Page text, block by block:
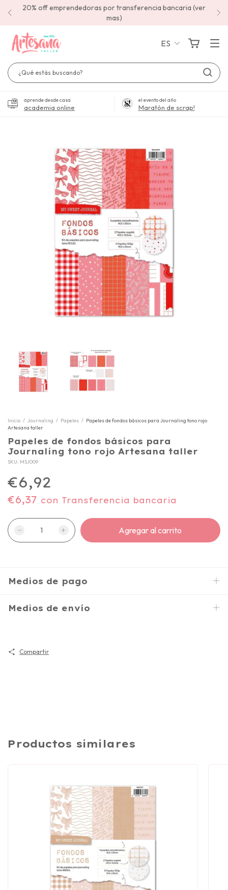
20% off emprendedoras por transferencia bancaria (ver
mas)
ES
aprende desde casa
academia online
el evento del año
Maratón de scrap!
Inicio / Journaling / Papeles / Papeles de fondos básicos para Journaling tono rojo
Artesana taller
Papeles de fondos básicos para
Journaling tono rojo Artesana taller
SKU: MSJ009
€6,92
€6,37 con Transferencia bancaria
Medios de pago
Medios de envío
Compartir
Productos similares